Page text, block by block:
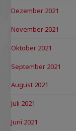
Dezember 2021
November 2021
Oktober 2021
September 2021
August 2021
Juli 2021
Juni 2021